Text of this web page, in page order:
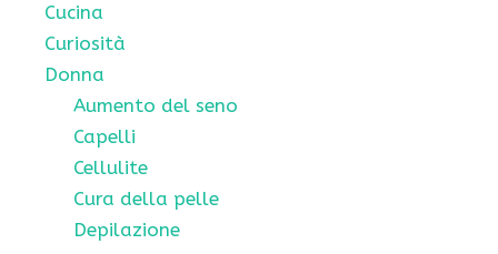
Cucina
Curiosità
Donna
Aumento del seno
Capelli
Cellulite
Cura della pelle
Depilazione